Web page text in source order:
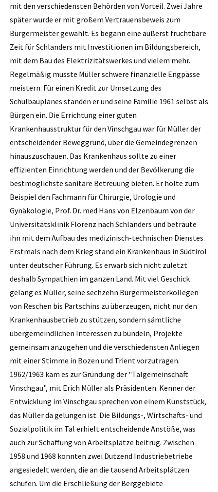
mit den verschiedensten Behörden von Vorteil. Zwei Jahre
später wurde er mit großem Vertrauensbeweis zum
Bürgermeister gewählt. Es begann eine äußerst fruchtbare
Zeit für Schlanders mit Investitionen im Bildungsbereich,
mit dem Bau des Elektrizitätswerkes und vielem mehr.
Regelmäßig musste Müller schwere finanzielle Engpässe
meistern. Für einen Kredit zur Umsetzung des
Schulbauplanes standen er und seine Familie 1961 selbst als
Bürgen ein. Die Errichtung einer guten
Krankenhausstruktur für den Vinschgau war für Müller der
entscheidender Beweggrund, über die Gemeindegrenzen
hinauszuschauen. Das Krankenhaus sollte zu einer
effizienten Einrichtung werden und der Bevölkerung die
bestmöglichste sanitäre Betreuung bieten. Er holte zum
Beispiel den Fachmann für Chirurgie, Urologie und
Gynäkologie, Prof. Dr. med Hans von Elzenbaum von der
Universitätsklinik Florenz nach Schlanders und betraute
ihn mit dem Aufbau des medizinisch-technischen Dienstes.
Erstmals nach dem Krieg stand ein Krankenhaus in Südtirol
unter deutscher Führung. Es erwarb sich nicht zuletzt
deshalb Sympathien im ganzen Land. Mit viel Geschick
gelang es Müller, seine sechzehn Bürgermeisterkollegen
von Reschen bis Partschins zu überzeugen, nicht nur den
Krankenhausbetrieb zu stützen, sondern sämtliche
übergemeindlichen Interessen zu bündeln, Projekte
gemeinsam anzugehen und die verschiedensten Anliegen
mit einer Stimme in Bozen und Trient vorzutragen.
1962/1963 kam es zur Gründung der "Talgemeinschaft
Vinschgau", mit Erich Müller als Präsidenten. Kenner der
Entwicklung im Vinschgau sprechen von einem Kunststück,
das Müller da gelungen ist. Die Bildungs-, Wirtschafts- und
Sozialpolitik im Tal erhielt entscheidende Anstöße, was
auch zur Schaffung von Arbeitsplätze beitrug. Zwischen
1958 und 1968 konnten zwei Dutzend Industriebetriebe
angesiedelt werden, die an die tausend Arbeitsplätzen
schufen. Um die Erschließung der Berggebiete